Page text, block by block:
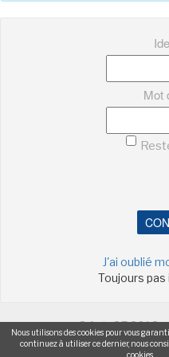
Données
Mot
J'ai oublié
Toujours pas
©ActuSF 2018 -
Mentions légales - Cookies -
Nous utilisons des cookies pour vous
continuez à utiliser ce dernier, nous
cookies.